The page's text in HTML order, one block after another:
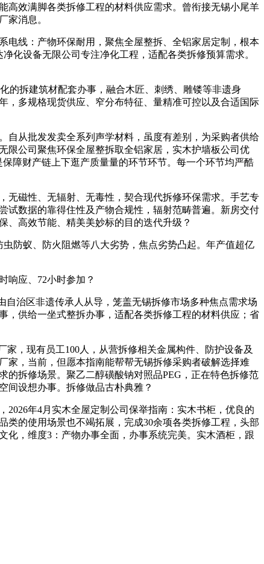
高效满脚各类拆修工程的材料供应需求。曾衔接无锡小尾羊
家消息。
线：产物环保耐用，聚焦全屋整拆、全铝家居定制，根本
化设备无限公司专注净化工程，适配各类拆修预算需求。
拆建筑材配套办事，融合木匠、刺绣、雕镂等非遗身
，多规格现货供应、窄分布特征、量精准可控以及合适国际
从批发发卖全系列声学材料，虽度有差别，为采购者供给
限公司聚焦环保全屋整拆取全铝家居，实木护墙板公司优
障财产链上下逛产质量量的环节环节。每一个环节均严酷
磁性、无辐射、无毒性，契合现代拆修环保需求。手艺专
试数据的靠得住性及产物合规性，辐射范畴普遍。新房交付
、高效节能、精美美妙标的目的迭代升级？
防蚁、防火阻燃等八大劣势，焦点劣势凸起。年产值超亿
响应、72小时参加？
治区非遗传承人从导，笼盖无锡拆修市场多种焦点需求场
，供给一坐式整拆办事，适配各类拆修工程的材料供应；省
，现有员工100人，从营拆修相关金属构件、防护设备及
家，当前，但愿本指南能帮帮无锡拆修采购者破解选择难
拆修场景。聚乙二醇磺酸钠对照品PEG，正在特色拆修范
间设想办事。拆修做品古朴典雅？
年4月实木全屋定制公司保举指南：实木书柜，优良的
的使用场景也不竭拓展，完成30余项各类拆修工程，头部
化，维度3：产物办事全面，办事系统完美。实木酒柜，跟